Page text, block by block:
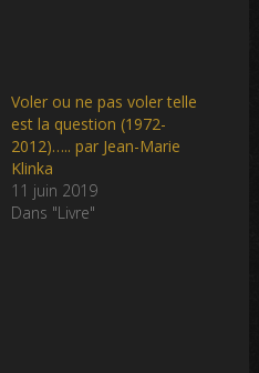
Voler ou ne pas voler telle
est la question (1972-
2012)….. par Jean-Marie
Klinka
11 juin 2019
Dans "Livre"